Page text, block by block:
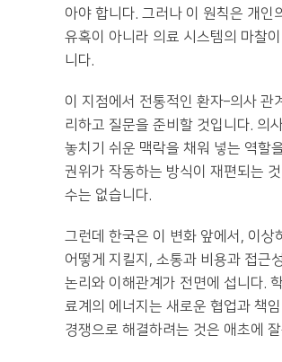
아야 합니다. 그러나 이 원칙은 개인
유혹이 아니라 의료 시스템의 마찰
니다.
이 지점에서 전통적인 환자–의사 관
리하고 질문을 준비할 것입니다. 의
놓치기 쉬운 맥락을 채워 넣는 역할
권위가 작동하는 방식이 재편되는
수는 없습니다.
그런데 한국은 이 변화 앞에서, 이상
어떻게 지킬지, 소통과 비용과 접근
논리와 이해관계가 전면에 섭니다.
료계의 에너지는 새로운 협업과 책
경쟁으로 해결하려는 것은 애초에